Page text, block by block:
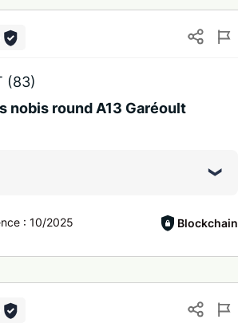
(83)
nobis round A13 Garéoult
:10/2025 Blockchain